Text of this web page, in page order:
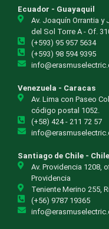
Ecuador - Guayaquil
Av. Joaquín Orrantia y
del Sol Torre A - Of.
(+593) 95 957 5634
(+593) 98 594 9395
Venezuela - Caracas
Av. Lima con Paseo
código postal 1052.
(+58) 424 - 211 72 57
Santiago de Chile - Chile
Av. Providencia 1208,
Providencia
Teniente Merino 255,
(+56) 9787 19365